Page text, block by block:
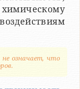
означает, что